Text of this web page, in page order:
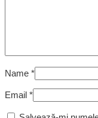
Name *
Email *